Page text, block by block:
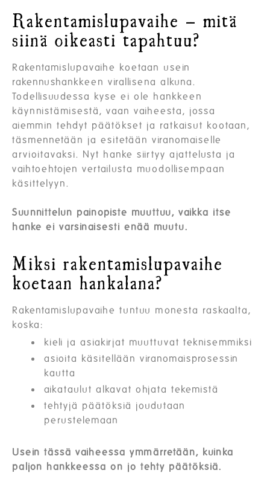
Rakentamislupavaihe – mitä
siinä oikeasti tapahtuu?
Rakentamislupavaihe koetaan usein
rakennushankkeen virallisena alkuna.
Todellisuudessa kyse ei ole hankkeen
käynnistämisestä, vaan vaiheesta, jossa
aiemmin tehdyt päätökset ja ratkaisut kootaan,
täsmennetään ja esitetään viranomaiselle
arvioitavaksi. Nyt hanke siirtyy ajattelusta ja
vaihtoehtojen vertailusta muodollisempaan
käsittelyyn.
Suunnittelun painopiste muuttuu, vaikka itse
hanke ei varsinaisesti enää muutu.
Miksi rakentamislupavaihe
koetaan hankalana?
Rakentamislupavaihe tuntuu monesta raskaalta,
koska:
kieli ja asiakirjat muuttuvat teknisemmiksi
asioita käsitellään viranomaisprosessin
kautta
aikataulut alkavat ohjata tekemistä
tehtyjä päätöksiä joudutaan
perustelemaan
Usein tässä vaiheessa ymmärretään, kuinka
paljon hankkeessa on jo tehty päätöksiä.